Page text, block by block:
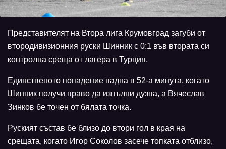
Представителят на Втора лига Крумовград загуби от
втородивизионния руски Шинник с 0:1 във втората си
контролна среща от лагера в Турция.
Единственото попадение падна в 52-а минута, когато
Шинник получи право да изпълни дузпа, а Вячеслав
Зинков бе точен от бялата точка.
Руският състав бе близо до втори гол в края на
срещата, когато Игор Соколов засече топката отблизо,